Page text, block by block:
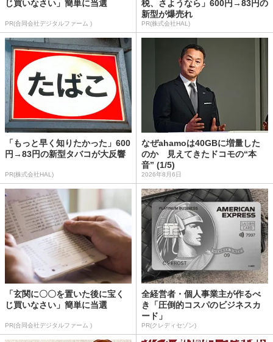
じ買いなさい」簡単に当選
PR(合同会社デジタルファーム )
税、さようなら」600円→83円の
新型が爆売れ
PR(株式会社HAL)
「もっと早く知りたかった」600
円→83円の新型タバコが大反響
PR(株式会社HAL)
なぜahamoは40GBに増量した
のか 見えてきたドコモの“本
音” (1/5)
2026年8月6日
「玄関に〇〇を置いた後に宝く
じ買いなさい」簡単に当選
PR(合同会社デジタルファーム )
全経営者・個人事業主が作るべ
き「圧倒的コスパのビジネスカ
ード」
PR(クレディセゾン)